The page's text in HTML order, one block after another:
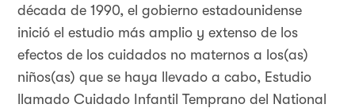
década de 1990, el gobierno estadounidense
inició el estudio más amplio y extenso de los
efectos de los cuidados no maternos a los(as)
niños(as) que se haya llevado a cabo, Estudio
llamado Cuidado Infantil Temprano del National